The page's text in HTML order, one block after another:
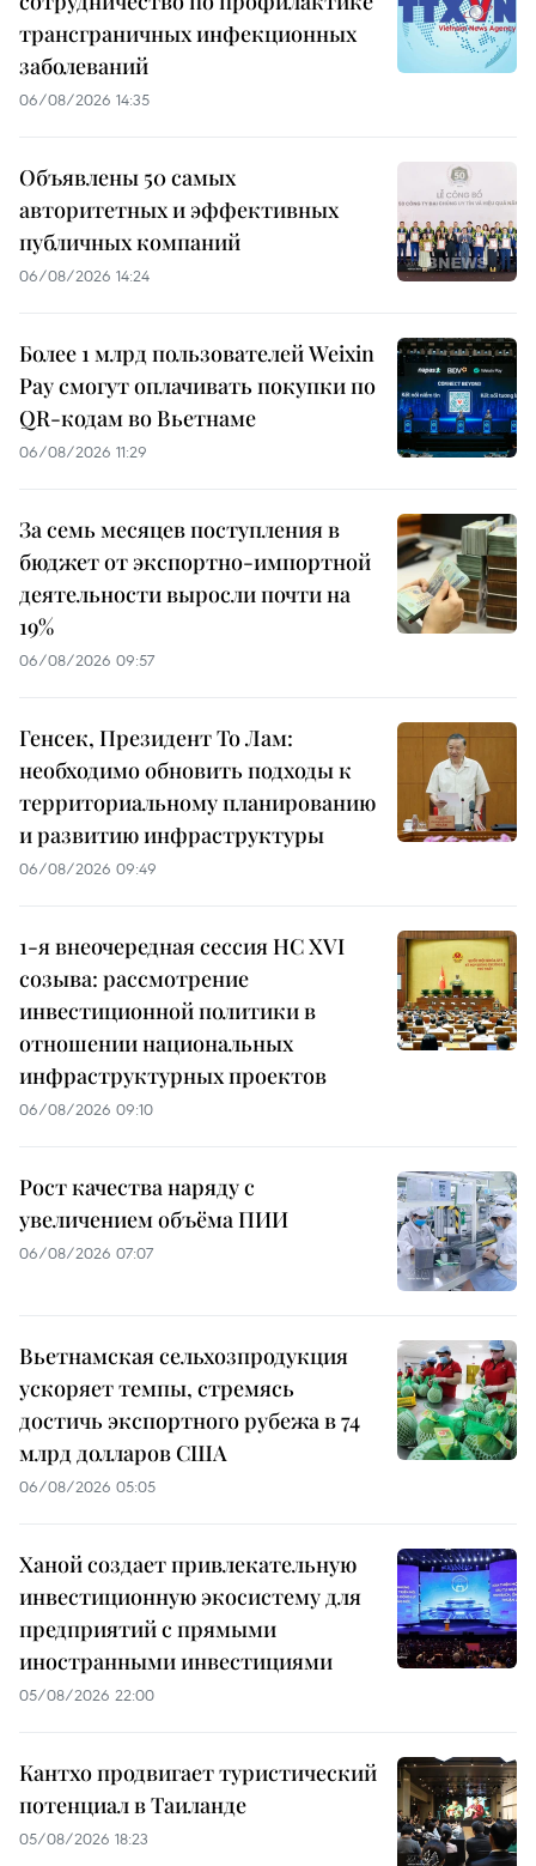
трансграничных инфекционных
заболеваний
06/08/2026 14:35
Объявлены 50 самых
авторитетных и эффективных
публичных компаний
06/08/2026 14:24
Более 1 млрд пользователей Weixin
Pay смогут оплачивать покупки по
QR-кодам во Вьетнаме
06/08/2026 11:29
За семь месяцев поступления в
бюджет от экспортно-импортной
деятельности выросли почти на
19%
06/08/2026 09:57
Генсек, Президент То Лам:
необходимо обновить подходы к
территориальному планированию
и развитию инфраструктуры
06/08/2026 09:49
1-я внеочередная сессия НС XVI
созыва: рассмотрение
инвестиционной политики в
отношении национальных
инфраструктурных проектов
06/08/2026 09:10
Рост качества наряду с
увеличением объёма ПИИ
06/08/2026 07:07
Вьетнамская сельхозпродукция
ускоряет темпы, стремясь
достичь экспортного рубежа в 74
млрд долларов США
06/08/2026 05:05
Ханой создает привлекательную
инвестиционную экосистему для
предприятий с прямыми
иностранными инвестициями
05/08/2026 22:00
Кантхо продвигает туристический
потенциал в Таиланде
05/08/2026 18:23